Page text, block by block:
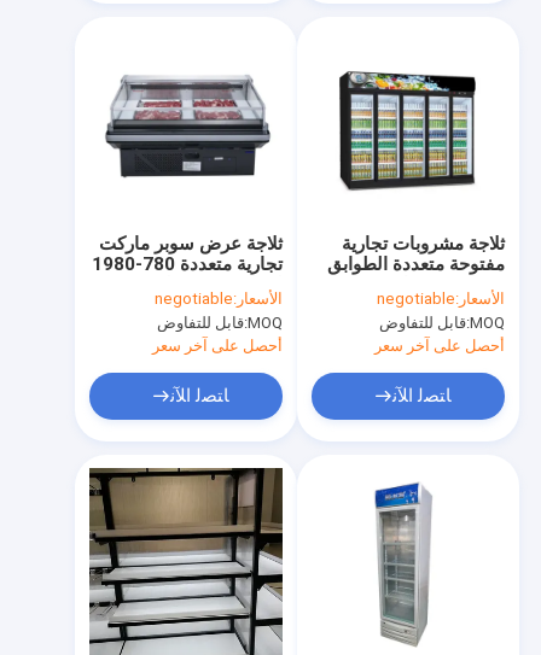
منتجات
عرض الواقع الافتراضي
معلومات عنا
ثلاجة عرض سوبر ماركت
تجارية متعددة 780-1980
لتر بجهد 12 فولت
الأسعار:negotiable
MOQ: قابل للتفاوض
أحصل على آخر سعر
ﺎﺘﺼﻟ ﺍﻶﻧ
ثلاجة مشروبات تجارية
مفتوحة متعددة الطوابق
الأسعار:negotiable
MOQ: قابل للتفاوض
أحصل على آخر سعر
ﺎﺘﺼﻟ ﺍﻶﻧ